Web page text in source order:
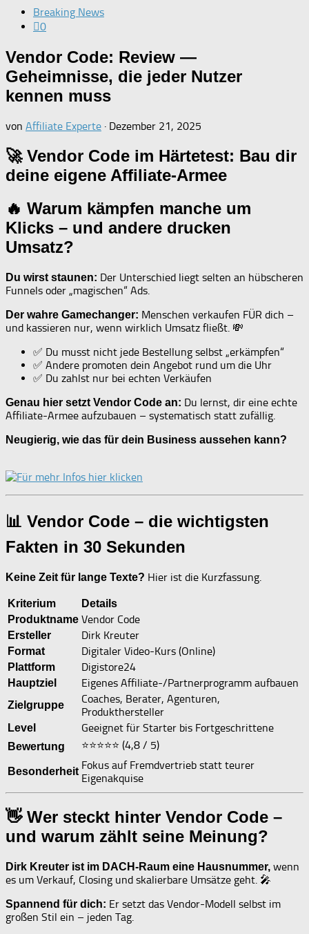
Breaking News
0
Vendor Code: Review —
Geheimnisse, die jeder Nutzer
kennen muss
von Affiliate Experte · Dezember 21, 2025
🚀 Vendor Code im Härtetest: Bau dir
deine eigene Affiliate-Armee
🔥 Warum kämpfen manche um
Klicks – und andere drucken
Umsatz?
Du wirst staunen: Der Unterschied liegt selten an hübscheren
Funnels oder „magischen“ Ads.
Der wahre Gamechanger: Menschen verkaufen FÜR dich –
und kassieren nur, wenn wirklich Umsatz fließt. 💸
✅ Du musst nicht jede Bestellung selbst „erkämpfen“
✅ Andere promoten dein Angebot rund um die Uhr
✅ Du zahlst nur bei echten Verkäufen
Genau hier setzt Vendor Code an: Du lernst, dir eine echte
Affiliate-Armee aufzubauen – systematisch statt zufällig.
Neugierig, wie das für dein Business aussehen kann?
📊 Vendor Code – die wichtigsten
Fakten in 30 Sekunden
Keine Zeit für lange Texte? Hier ist die Kurzfassung.
Kriterium
Details
Produktname Vendor Code
Ersteller Dirk Kreuter
Format Digitaler Video-Kurs (Online)
Plattform Digistore24
Hauptziel Eigenes Affiliate-/Partnerprogramm aufbauen
Zielgruppe
Coaches, Berater, Agenturen,
Produkthersteller
Level Geeignet für Starter bis Fortgeschrittene
Bewertung ⭐️⭐️⭐️⭐️⭐️ (4,8 / 5)
Besonderheit Fokus auf Fremdvertrieb statt teurer
Eigenakquise
👋 Wer steckt hinter Vendor Code –
und warum zählt seine Meinung?
Dirk Kreuter ist im DACH-Raum eine Hausnummer, wenn
es um Verkauf, Closing und skalierbare Umsätze geht. 🎤
Spannend für dich: Er setzt das Vendor-Modell selbst im
großen Stil ein – jeden Tag.